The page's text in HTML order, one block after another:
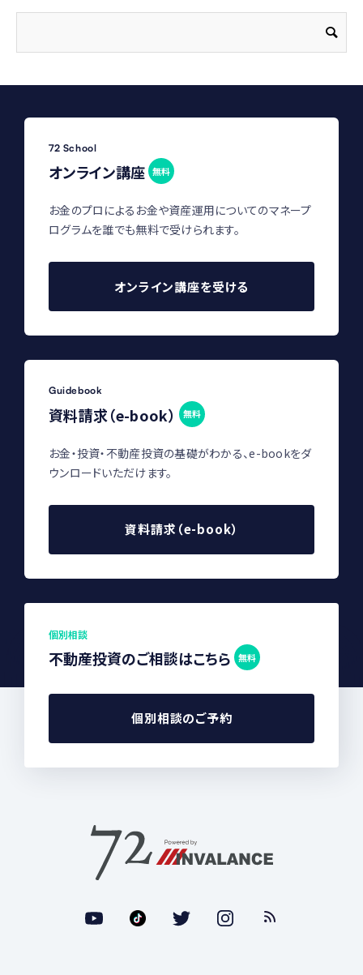
72 School
オンライン講座 無料
お金のプロによるお金や資産運用についてのマネープ
ログラムを誰でも無料で受けられます。
オンライン講座を受ける
Guidebook
資料請求（e-book） 無料
お金・投資・不動産投資の基礎がわかる、e-bookをダ
ウンロードいただけます。
資料請求（e-book）
個別相談
不動産投資のご相談はこちら 無料
個別相談のご予約